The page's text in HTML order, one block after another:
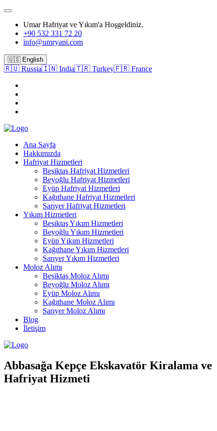
Umar Hafriyat ve Yıkım'a Hoşgeldiniz.
+90 532 331 72 20
info@umryapi.com
🇺🇸 English
🇷🇺 Russia🇮🇳 India🇹🇷 Turkey🇫🇷 France
Ana Sayfa
Hakkımızda
Hafriyat Hizmetleri
Beşiktaş Hafriyat Hizmetleri
Beyoğlu Hafriyat Hizmetleri
Eyüp Hafriyat Hizmetleri
Kağıthane Hafriyat Hizmetleri
Sarıyer Hafriyat Hizmetleri
Yıkım Hizmetleri
Beşiktaş Yıkım Hizmetleri
Beyoğlu Yıkım Hizmetleri
Eyüp Yıkım Hizmetleri
Kağıthane Yıkım Hizmetleri
Sarıyer Yıkım Hizmetleri
Moloz Alımı
Beşiktaş Moloz Alımı
Beyoğlu Moloz Alımı
Eyüp Moloz Alımı
Kağıthane Moloz Alımı
Sarıyer Moloz Alımı
Blog
İletişim
Abbasağa Kepçe Ekskavatör Kiralama ve
Hafriyat Hizmeti